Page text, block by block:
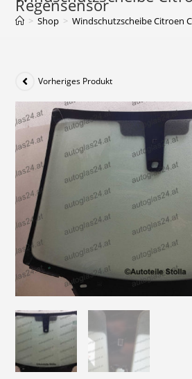
Regensensor
> Shop > Windschutzscheibe Citroen
Vorheriges Produkt